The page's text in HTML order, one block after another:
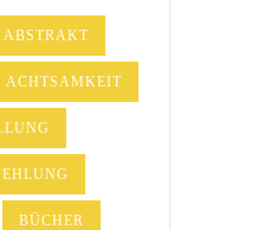
ABSTRAKT
ACHTSAMKEIT
BÜCHER